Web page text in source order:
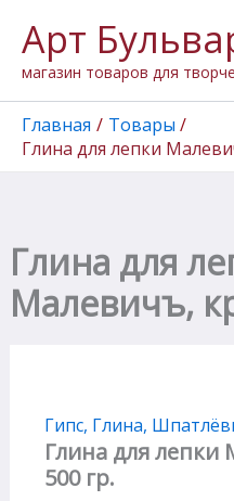
содержимому
Арт
магазин товаров для
Главная
Товары
Глина для лепки
Глина для
Малевичъ,
Гипс, Глина,
Глина для лепки
500 гр.